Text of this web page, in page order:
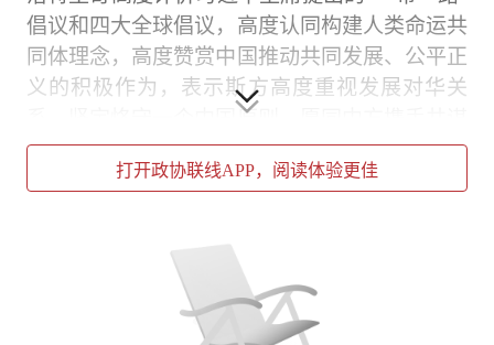
倡议和四大全球倡议，高度认同构建人类命运共
同体理念，高度赞赏中国推动共同发展、公平正
义的积极作为，表示斯方高度重视发展对华关
系，坚定恪守一个中国原则，愿同中方携手共谋
未来。
未经许可，禁止转载
打开政协联线APP，阅读体验更佳